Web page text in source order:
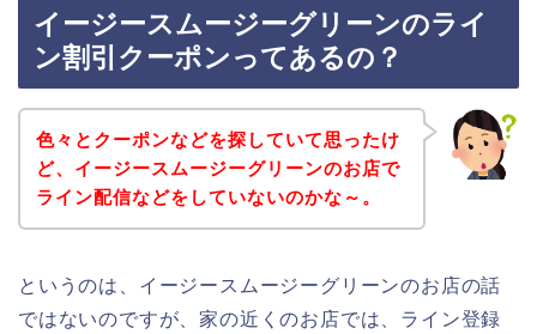
イージースムージーグリーンのライ
ン割引クーポンってあるの？
色々とクーポンなどを探していて思ったけ
ど、イージースムージーグリーンのお店で
ライン配信などをしていないのかな～。
というのは、イージースムージーグリーンのお店の話
ではないのですが、家の近くのお店では、ライン登録